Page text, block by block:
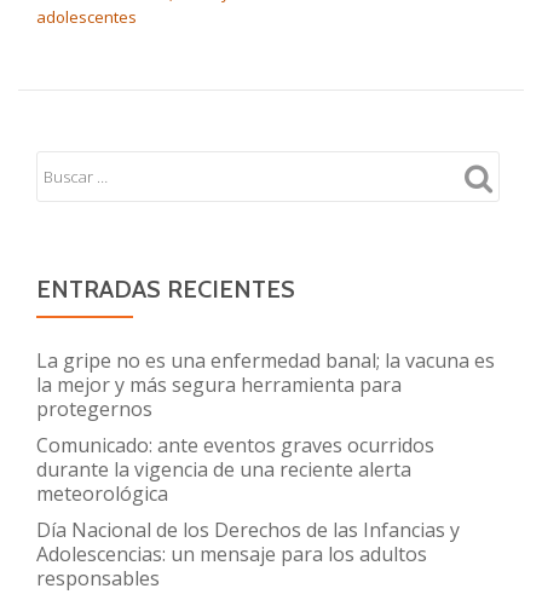
adolescentes
ENTRADAS RECIENTES
La gripe no es una enfermedad banal; la vacuna es
la mejor y más segura herramienta para
protegernos
Comunicado: ante eventos graves ocurridos
durante la vigencia de una reciente alerta
meteorológica
Día Nacional de los Derechos de las Infancias y
Adolescencias: un mensaje para los adultos
responsables